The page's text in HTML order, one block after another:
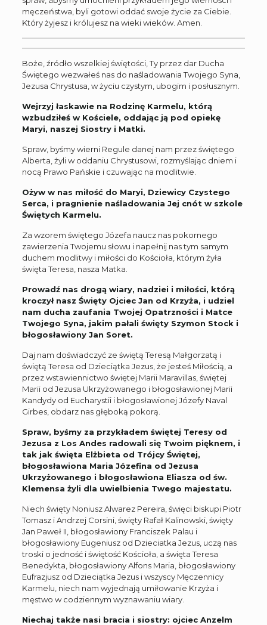
męczeństwa, byli gotowi oddać swoje życie za Ciebie.
Który żyjesz i królujesz na wieki wieków. Amen.
Boże, źródło wszelkiej świętości, Ty przez dar Ducha
Świętego wezwałeś nas do naśladowania Twojego Syna,
Jezusa Chrystusa, w życiu czystym, ubogim i posłusznym.
Wejrzyj łaskawie na Rodzinę Karmelu, którą
wzbudziłeś w Kościele, oddając ją pod opiekę
Maryi, naszej Siostry i Matki.
Spraw, byśmy wierni Regule danej nam przez świętego
Alberta, żyli w oddaniu Chrystusowi, rozmyślając dniem i
nocą Prawo Pańskie i czuwając na modlitwie.
Ożyw w nas miłość do Maryi, Dziewicy Czystego
Serca, i pragnienie naśladowania Jej cnót w szkole
Świętych Karmelu.
Za wzorem świętego Józefa naucz nas pokornego
zawierzenia Twojemu słowu i napełnij nas tym samym
duchem modlitwy i miłości do Kościoła, którym żyła
święta Teresa, nasza Matka.
Prowadź nas drogą wiary, nadziei i miłości, którą
kroczył nasz Święty Ojciec Jan od Krzyża, i udziel
nam ducha zaufania Twojej Opatrzności i Matce
Twojego Syna, jakim pałali święty Szymon Stock i
błogosławiony Jan Soret.
Daj nam doświadczyć ze świętą Teresą Małgorzatą i
świętą Teresa od Dzieciątka Jezus, że jesteś Miłością, a
przez wstawiennictwo świętej Marii Maravillas, świętej
Marii od Jezusa Ukrzyżowanego i błogosławionej Marii
Kandydy od Eucharystii i błogosławionej Józefy Naval
Girbes, obdarz nas głęboką pokorą.
Spraw, byśmy za przykładem świętej Teresy od
Jezusa z Los Andes radowali się Twoim pięknem, i
tak jak święta Elżbieta od Trójcy Świętej,
błogosławiona Maria Józefina od Jezusa
Ukrzyżowanego i błogosławiona Eliasza od św.
Klemensa żyli dla uwielbienia Twego majestatu.
Niech święty Noniusz Alwarez Pereira, święci biskupi Piotr
Tomasz i Andrzej Corsini, święty Rafał Kalinowski, święty
Jan Paweł II, błogosławiony Franciszek Palau i
błogosławiony Eugeniusz od Dzieciatka Jezus, uczą nas
troski o jedność i świętość Kościoła, a święta Teresa
Benedykta, błogosławiony Alfons Maria, błogosławiony
Eufrazjusz od Dzieciątka Jezus i wszyscy Męczennicy
Karmelu, niech nam wyjednają umiłowanie Krzyża i
męstwo w codziennym wyznawaniu wiary.
Niechaj także nasi bracia i siostry: ojciec Anzelm